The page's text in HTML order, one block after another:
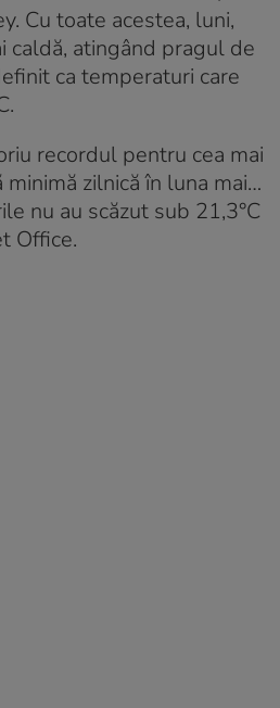
Cu toate acestea, luni,
caldă, atingând pragul de
ca temperaturi care
recordul pentru cea mai
zilnică în luna mai…
nu au scăzut sub 21,3°C
Office.